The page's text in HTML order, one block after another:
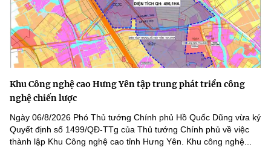
Khu Công nghệ cao Hưng Yên tập trung phát triển công
nghệ chiến lược
Ngày 06/8/2026 Phó Thủ tướng Chính phủ Hồ Quốc Dũng vừa ký
Quyết định số 1499/QĐ-TTg của Thủ tướng Chính phủ về việc
thành lập Khu Công nghệ cao tỉnh Hưng Yên. Khu công nghệ...